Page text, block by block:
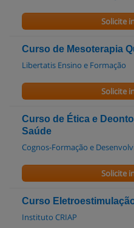
Solicite
Curso de Mesoterapia
Libertatis Ensino e Formação
Solicite
Curso de Ética e
Saúde
Cognos-Formação e
Solicite
Curso
Instituto CRIAP